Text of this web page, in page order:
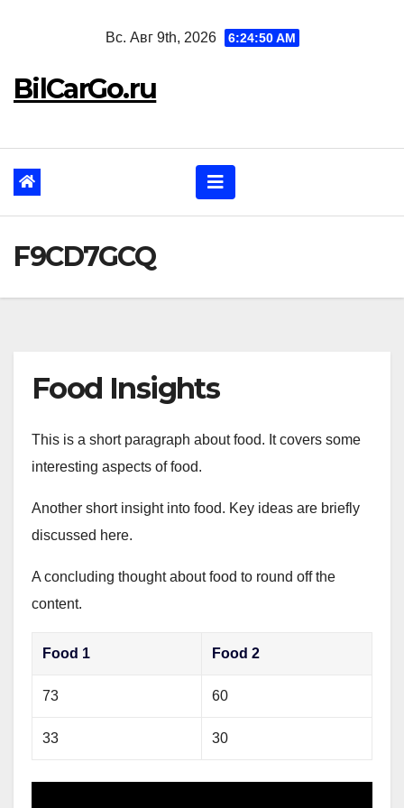
Вс. Авг 9th, 2026 6:24:51 AM
BilCarGo.ru
F9CD7GCQ
Food Insights
This is a short paragraph about food. It covers some
interesting aspects of food.
Another short insight into food. Key ideas are briefly
discussed here.
A concluding thought about food to round off the
content.
Food 1 Food 2
73 60
33 30